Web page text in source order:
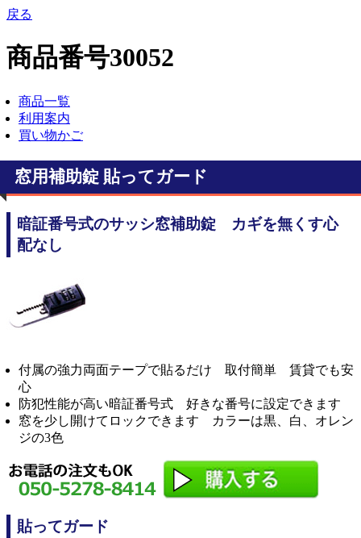
戻る
商品番号30052
商品一覧
利用案内
買い物かご
窓用補助錠 貼ってガード
暗証番号式のサッシ窓補助錠 カギを無くす心
配なし
付属の強力両面テープで貼るだけ 取付簡単 賃貸でも安
心
防犯性能が高い暗証番号式 好きな番号に設定できます
窓を少し開けてロックできます カラーは黒、白、オレン
ジの3色
貼ってガード